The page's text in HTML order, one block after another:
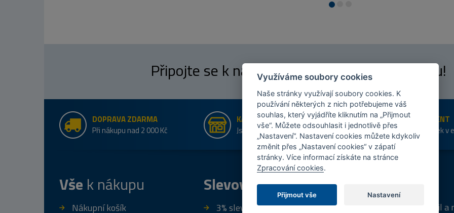
Připojte se k našimfanouškůmna Facebooku!
DOPRAVA ZDARMA
Při nákupu nad 2 000 Kč
KAMENNÉ PRODEJNY
Jsme na trhu více než 10 let
ŠIROKÝ SORTIMENT
Přes 20 tis. položek v
shopu
Vše k nákupu
Nákupní košík
Slevový program
3% sleva za registraci Napište nám svůj e-mail a
Využíváme soubory cookies
Naše stránky využívají soubory cookies. K
používání některých z nich potřebujeme váš
souhlas, který vyjádříte kliknutím na „Přijmout
vše“. Můžete odsouhlasit i jednotlivě přes
„Nastavení“. Nastavení cookies můžete kdykoliv
změnit přes „Nastavení cookies“ v zápatí
stránky. Více informací získáte na stránce
Zpracování cookies.
Přijmout vše Nastavení